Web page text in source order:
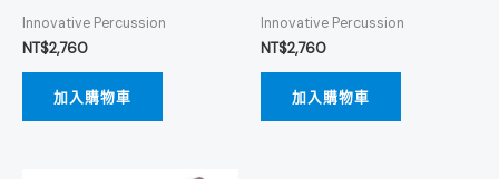
Innovative Percussion
NT$2,760
加入購物車
Innovative Percussion
NT$2,760
加入購物車